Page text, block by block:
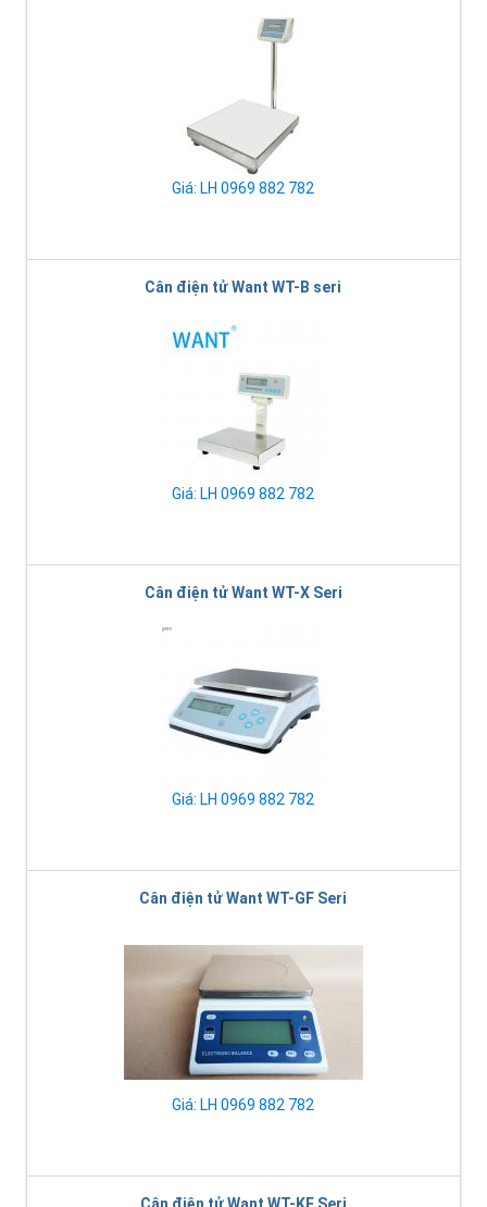
Giá: LH 0969 882 782
Cân điện tử Want WT-B seri
Giá: LH 0969 882 782
Cân điện tử Want WT-X Seri
Giá: LH 0969 882 782
Cân điện tử Want WT-GF Seri
Giá: LH 0969 882 782